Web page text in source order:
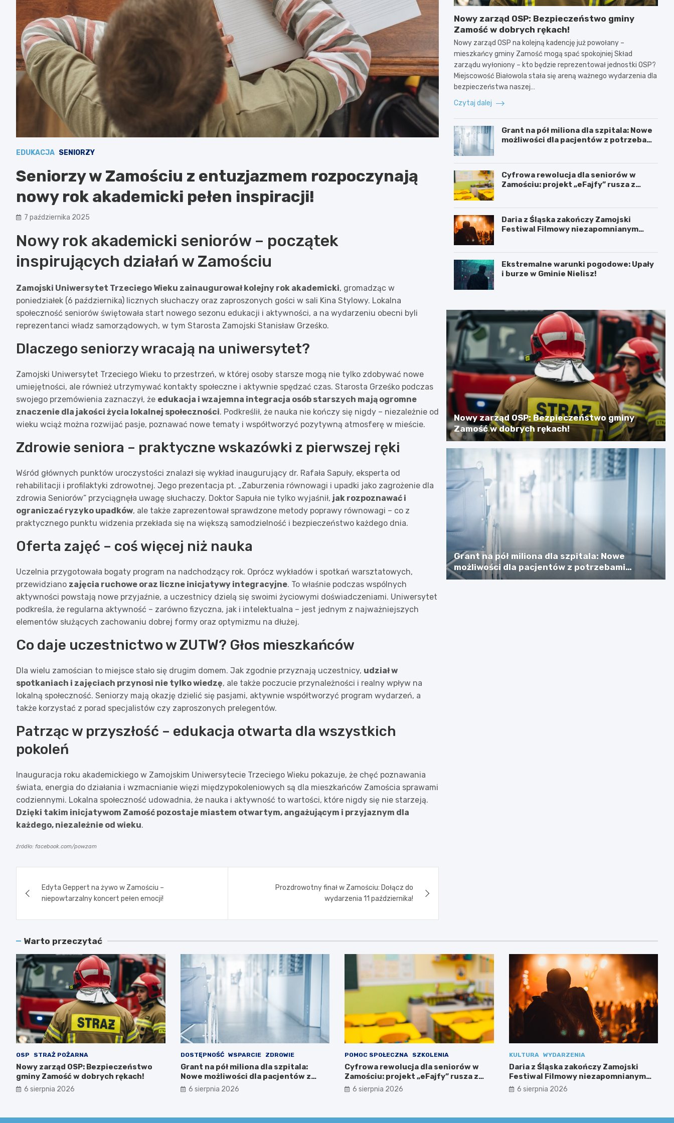
EDUKACJA SENIORZY
Seniorzy w Zamościu z entuzjazmem rozpoczynają
nowy rok akademicki pełen inspiracji!
7 października 2025
Nowy rok akademicki seniorów – początek
inspirujących działań w Zamościu
Zamojski Uniwersytet Trzeciego Wieku zainaugurował kolejny rok akademicki, gromadząc w
poniedziałek (6 października) licznych słuchaczy oraz zaproszonych gości w sali Kina Stylowy. Lokalna
społeczność seniorów świętowała start nowego sezonu edukacji i aktywności, a na wydarzeniu obecni byli
reprezentanci władz samorządowych, w tym Starosta Zamojski Stanisław Grześko.
Dlaczego seniorzy wracają na uniwersytet?
Zamojski Uniwersytet Trzeciego Wieku to przestrzeń, w której osoby starsze mogą nie tylko zdobywać nowe
umiejętności, ale również utrzymywać kontakty społeczne i aktywnie spędzać czas. Starosta Grześko podczas
swojego przemówienia zaznaczył, że edukacja i wzajemna integracja osób starszych mają ogromne
znaczenie dla jakości życia lokalnej społeczności. Podkreślił, że nauka nie kończy się nigdy – niezależnie od
wieku wciąż można rozwijać pasje, poznawać nowe tematy i współtworzyć pozytywną atmosferę w mieście.
Zdrowie seniora – praktyczne wskazówki z pierwszej ręki
Wśród głównych punktów uroczystości znalazł się wykład inaugurujący dr. Rafała Sapuły, eksperta od
rehabilitacji i profilaktyki zdrowotnej. Jego prezentacja pt. „Zaburzenia równowagi i upadki jako zagrożenie dla
zdrowia Seniorów” przyciągnęła uwagę słuchaczy. Doktor Sapuła nie tylko wyjaśnił, jak rozpoznawać i
ograniczać ryzyko upadków, ale także zaprezentował sprawdzone metody poprawy równowagi – co z
praktycznego punktu widzenia przekłada się na większą samodzielność i bezpieczeństwo każdego dnia.
Oferta zajęć – coś więcej niż nauka
Uczelnia przygotowała bogaty program na nadchodzący rok. Oprócz wykładów i spotkań warsztatowych,
przewidziano zajęcia ruchowe oraz liczne inicjatywy integracyjne. To właśnie podczas wspólnych
aktywności powstają nowe przyjaźnie, a uczestnicy dzielą się swoimi życiowymi doświadczeniami. Uniwersytet
podkreśla, że regularna aktywność – zarówno fizyczna, jak i intelektualna – jest jednym z najważniejszych
elementów służących zachowaniu dobrej formy oraz optymizmu na dłużej.
Co daje uczestnictwo w ZUTW? Głos mieszkańców
Dla wielu zamościan to miejsce stało się drugim domem. Jak zgodnie przyznają uczestnicy, udział w
spotkaniach i zajęciach przynosi nie tylko wiedzę, ale także poczucie przynależności i realny wpływ na
lokalną społeczność. Seniorzy mają okazję dzielić się pasjami, aktywnie współtworzyć program wydarzeń, a
także korzystać z porad specjalistów czy zaproszonych prelegentów.
Patrząc w przyszłość – edukacja otwarta dla wszystkich
pokoleń
Inauguracja roku akademickiego w Zamojskim Uniwersytecie Trzeciego Wieku pokazuje, że chęć poznawania
świata, energia do działania i wzmacnianie więzi międzypokoleniowych są dla mieszkańców Zamościa sprawami
codziennymi. Lokalna społeczność udowadnia, że nauka i aktywność to wartości, które nigdy się nie starzeją.
Dzięki takim inicjatywom Zamość pozostaje miastem otwartym, angażującym i przyjaznym dla
każdego, niezależnie od wieku.
źródło: facebook.com/powzam
wpisuEdyta Geppert na żywo w Zamościu –
niepowtarzalny koncert pełen emocji!
Prozdrowotny finał w Zamościu: Dołącz do
wydarzenia 11 października!
Nowy zarząd OSP: Bezpieczeństwo gminy
Zamość w dobrych rękach!
Nowy zarząd OSP na kolejną kadencję już powołany –
mieszkańcy gminy Zamość mogą spać spokojniej Skład
zarządu wyłoniony – kto będzie reprezentował jednostki OSP?
Miejscowość Białowola stała się areną ważnego wydarzenia dla
bezpieczeństwa naszej…
Czytaj dalej
Grant na pół miliona dla szpitala: Nowe
możliwości dla pacjentów z potrzebami
Cyfrowa rewolucja dla seniorów w
Zamościu: projekt „eFajfy” rusza z
Daria z Śląska zakończy Zamojski
Festiwal Filmowy niezapomnianym
Ekstremalne warunki pogodowe: Upały
i burze w Gminie Nielisz!
Nowy zarząd OSP: Bezpieczeństwo gminy
Zamość w dobrych rękach!
Grant na pół miliona dla szpitala: Nowe
możliwości dla pacjentów z potrzebami
specjalnymi
Warto przeczytać
OSP STRAŻ POŻARNA
Nowy zarząd OSP: Bezpieczeństwo
gminy Zamość w dobrych rękach!
6 sierpnia 2026
DOSTĘPNOŚĆ WSPARCIE ZDROWIE
Grant na pół miliona dla szpitala:
Nowe możliwości dla pacjentów z
potrzebami specjalnymi
6 sierpnia 2026
POMOC SPOŁECZNA SZKOLENIA
Cyfrowa rewolucja dla seniorów w
Zamościu: projekt „eFajfy” rusza z
bezpłatnymi szkoleniami!
6 sierpnia 2026
KULTURA WYDARZENIA
Daria z Śląska zakończy Zamojski
Festiwal Filmowy niezapomnianym
koncertem
6 sierpnia 2026